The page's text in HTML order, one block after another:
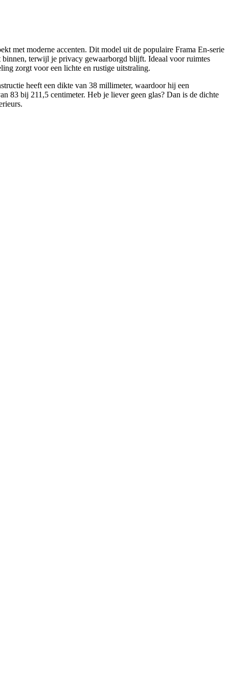
met moderne accenten. Dit model uit de populaire Frama En-serie
binnen, terwijl je privacy gewaarborgd blijft. Ideaal voor ruimtes
zorgt voor een lichte en rustige uitstraling.
heeft een dikte van 38 millimeter, waardoor hij een
83 bij 211,5 centimeter. Heb je liever geen glas? Dan is de dichte